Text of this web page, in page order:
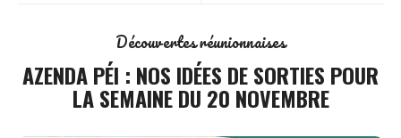
Découvertes réunionnaises
AZENDA PÉI : NOS IDÉES DE SORTIES POUR
LA SEMAINE DU 20 NOVEMBRE